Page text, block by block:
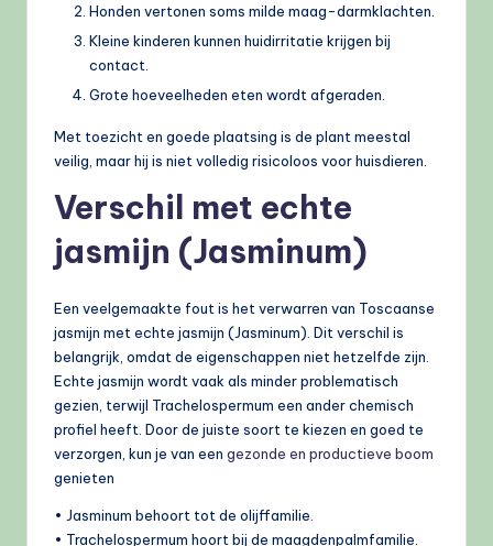
Honden vertonen soms milde maag-darmklachten.
Kleine kinderen kunnen huidirritatie krijgen bij
contact.
Grote hoeveelheden eten wordt afgeraden.
Met toezicht en goede plaatsing is de plant meestal
veilig, maar hij is niet volledig risicoloos voor huisdieren.
Verschil met echte
jasmijn (Jasminum)
Een veelgemaakte fout is het verwarren van Toscaanse
jasmijn met echte jasmijn (Jasminum). Dit verschil is
belangrijk, omdat de eigenschappen niet hetzelfde zijn.
Echte jasmijn wordt vaak als minder problematisch
gezien, terwijl Trachelospermum een ander chemisch
profiel heeft. Door de juiste soort te kiezen en goed te
verzorgen, kun je van een gezonde en productieve boom
genieten
• Jasminum behoort tot de olijffamilie.
• Trachelospermum hoort bij de maagdenpalmfamilie.